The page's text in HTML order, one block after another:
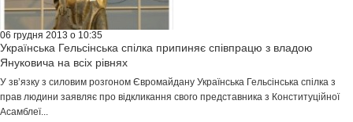
06 грудня 2013 о 10:35
Українська Гельсінська спілка припиняє співпрацю з владою
Януковича на всіх рівнях
У зв’язку з силовим розгоном Євромайдану Українська Гельсінська спілка з
прав людини заявляє про відкликання свого представника з Конституційної
Асамблеї...